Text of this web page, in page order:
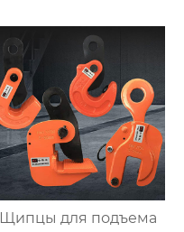
Щипцы для подъема